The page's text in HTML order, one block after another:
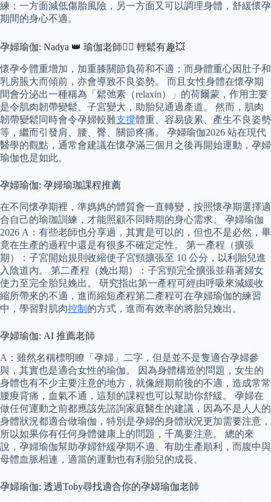
練；一方面減低傷胎風險，另一方面又可以調理身體，舒緩懷孕
期間的身心不適。
孕婦瑜伽: Nadya 👑 瑜伽老師🤸‍♀ 輕鬆有趣💥
懷孕令體重增加，加重膝關節負荷和不適；而身體重心因肚子和
乳房脹大而傾前，亦會導致不良姿勢。 而且女性身體在懷孕期
間會分泌出一種稱為「鬆弛素（relaxin）」的荷爾蒙，作用主要
是令肌肉韌帶變鬆、子宮變大，助胎兒通過產道。 然而，肌肉
韌帶變鬆同時會令孕婦較難支撐體重、容易疲累、產生不良姿勢
等，繼而引發肩、腰、臀、關節疼痛。 孕婦瑜伽2026 站在現代
醫學的觀點，通常會建議在懷孕滿三個月之後再開始運動，孕婦
瑜伽也是如此。
孕婦瑜伽: 孕婦瑜珈課程推薦
在不同懷孕期裡，準媽媽的體質會一直轉變，按照懷孕期選擇適
合自己的瑜珈訓練，才能照顧不同時期的身心需求。 孕婦瑜伽
2026 A：有些老師也分享過，其實是可以的，但也不是必然，畢
竟在生產的過程中還是有很多不確定定性。 第一產程（擴張
期）：子宮開始規則收縮使子宮頸擴張至 10 公分，以利胎兒進
入陰道內。 第二產程（娩出期）：子宮頸完全擴張並藉著婦女
使力至完全胎兒娩出。 研究指出第一產程可經由呼吸來減緩收
縮所帶來的不適，進而縮短產程第二產程可在孕婦瑜伽的練習
中，學習對肌肉控制 的方式，進而有效率的將胎兒娩出。
孕婦瑜伽: AI 推薦老師
A：雖然名稱標明瞭「孕婦」二字，但是並不是隻適合孕婦參
與，其實也是適合女性的瑜伽。 因為身體構造的問題，女生的
身體也有不少主要注意的地方，就像經期前後的不適，造成常常
腰痠背痛，血氣不通，這類的課程也可以幫助你舒緩。 孕婦在
做任何運動之前都應該先諮詢家庭醫生的建議，因為不是人人的
身體狀況都適合做瑜伽，特別是孕婦的身體狀況更加需要注意，
所以如果你有任何身體健康上的問題，千萬要注意。 總的來
說，孕婦瑜伽幫助孕婦舒緩孕期不適、有助生產順利，而腹中與
母體血脈相連，適當的運動也有利胎兒的成長。
孕婦瑜伽: 透過Toby尋找適合你的孕婦瑜伽老師